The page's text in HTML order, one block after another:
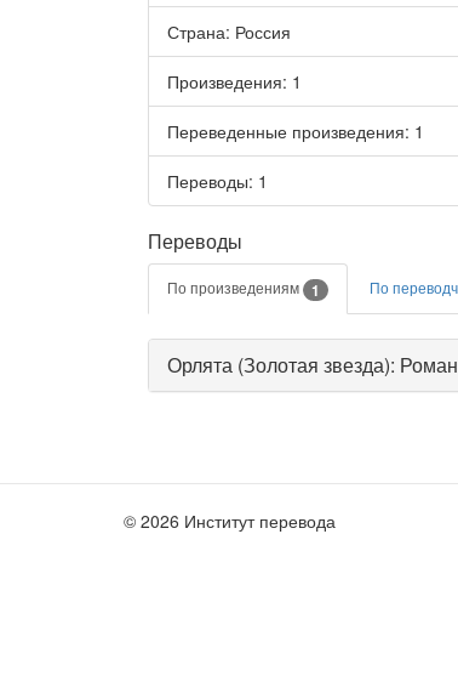
Страна: Россия
Произведения: 1
Переведенные произведения: 1
Переводы: 1
Переводы
По произведениям 1 По
Орлята (Золотая звезда):
© 2026 Институт перевода